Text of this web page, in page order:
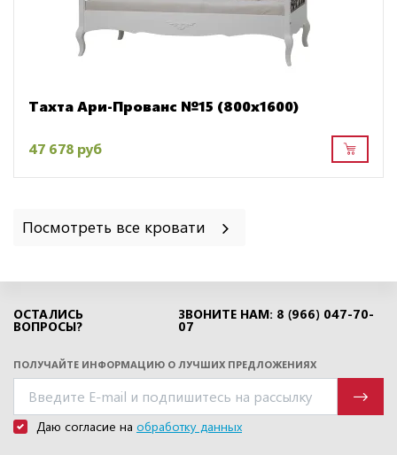
Тахта Ари-Прованс №15 (800х1600)
47 678 руб
Посмотреть все кровати
ОСТАЛИСЬ
ВОПРОСЫ?
ЗВОНИТЕ НАМ: 8 (966) 047-70-
07
ПОЛУЧАЙТЕ ИНФОРМАЦИЮ О ЛУЧШИХ ПРЕДЛОЖЕНИЯХ
Даю согласие на обработку данных